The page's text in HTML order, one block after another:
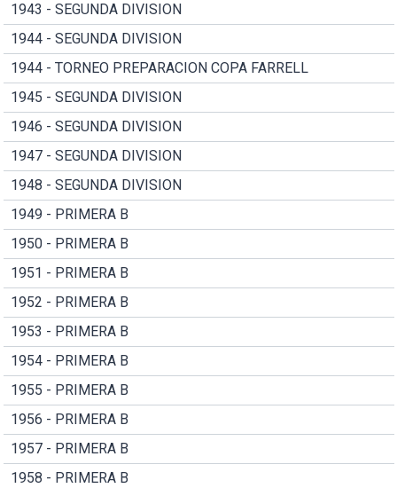
1943 - SEGUNDA DIVISION
1944 - SEGUNDA DIVISION
1944 - TORNEO PREPARACION COPA FARRELL
1945 - SEGUNDA DIVISION
1946 - SEGUNDA DIVISION
1947 - SEGUNDA DIVISION
1948 - SEGUNDA DIVISION
1949 - PRIMERA B
1950 - PRIMERA B
1951 - PRIMERA B
1952 - PRIMERA B
1953 - PRIMERA B
1954 - PRIMERA B
1955 - PRIMERA B
1956 - PRIMERA B
1957 - PRIMERA B
1958 - PRIMERA B